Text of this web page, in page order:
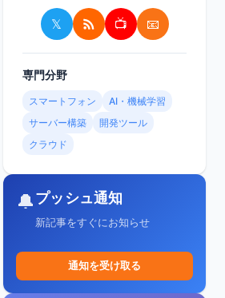
𝕏 📺 📧
専門分野
スマートフォン
AI・機械学習
サーバー構築
開発ツール
クラウド
🔔プッシュ通知
新記事をすぐにお知らせ
通知を受け取る